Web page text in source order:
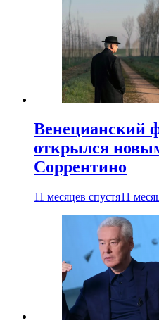
Венецианский
открылся
Соррентино
11 месяцев спустя11